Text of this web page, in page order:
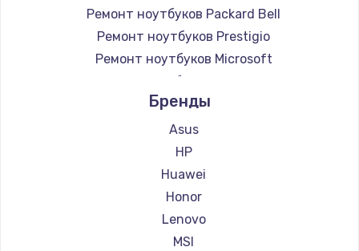
Ремонт ноутбуков Packard Bell
Ремонт ноутбуков Prestigio
Ремонт ноутбуков Microsoft
Ремонт ноутбуков Alienware
Ремонт ноутбуков Aquarius
Ремонт ноутбуков Gigabyte
Ремонт ноутбуков Aorus
Ремонт ноутбуков Maibenben
Ремонт ноутбуков Getac
Ремонт ноутбуков Epson
Ремонт ноутбуков Philips
Бренды
Asus
HP
Huawei
Honor
Lenovo
MSI